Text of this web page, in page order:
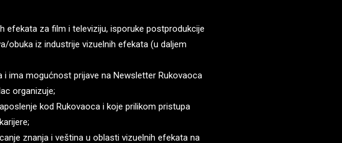
efekata za film i televiziju, isporuke postprodukcije
obuka iz industrije vizuelnih efekata (u daljem
i ima mogućnost prijave na Newsletter Rukovaoca
organizuje;
kod Rukovaoca i koje prilikom pristupa
znanja i veština u oblasti vizuelnih efekata na